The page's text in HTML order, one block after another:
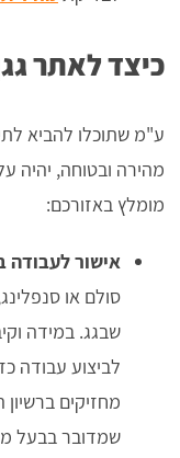
כיצד לאתר
ע"מ שתוכלו להביא
מהירה ובטוחה, יהיה
מומלץ באזורכם:
אישור לעבודה
סולם או
שבגג. במידה
לביצוע עבודה
מחזיקים
שמדובר בבעל